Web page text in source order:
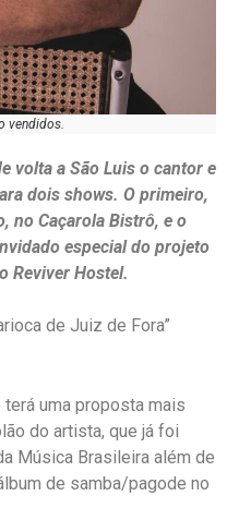
vendidos.
volta a São Luis o cantor e
dois shows. O primeiro,
no Caçarola Bistrô, e o
especial do projeto
Reviver Hostel.
de Juiz de Fora”
uma proposta mais
do artista, que já foi
Música Brasileira além de
de samba/pagode no